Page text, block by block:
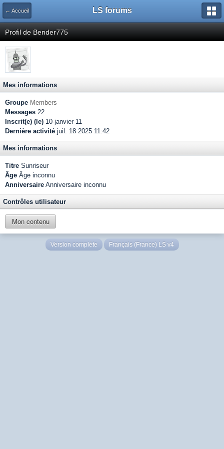
← Accueil LS forums
Profil de Bender775
Mes informations
Groupe Members
Messages 22
Inscrit(e) (le) 10-janvier 11
Dernière activité juil. 18 2025 11:42
Mes informations
Titre Sunriseur
Âge Âge inconnu
Anniversaire Anniversaire inconnu
Contrôles utilisateur
Mon contenu
Version complète Français (France) LS v4